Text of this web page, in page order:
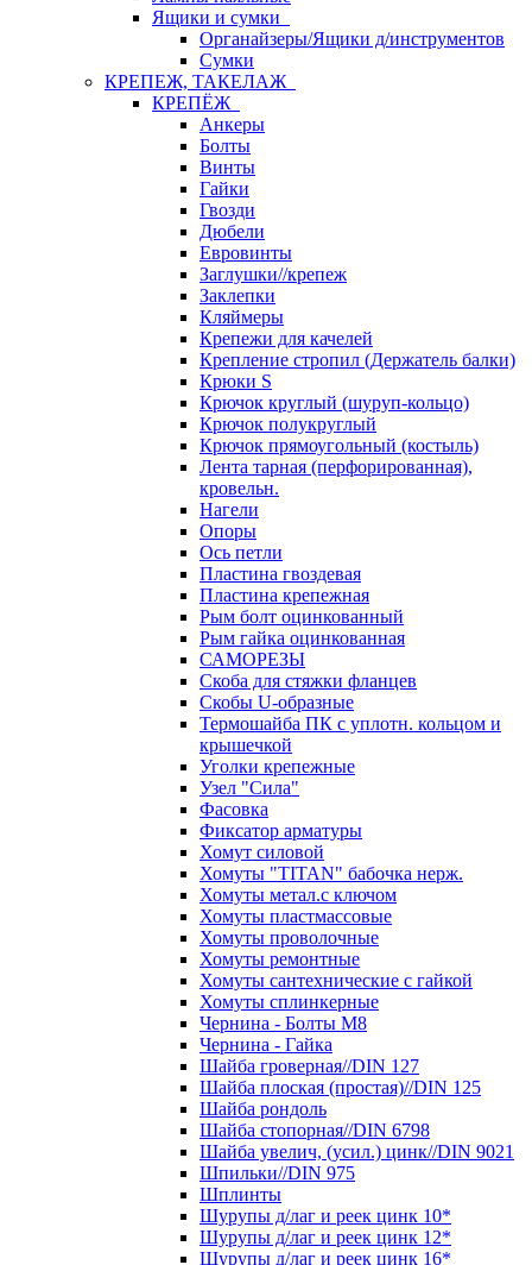
Ящики и сумки
Органайзеры/Ящики д/инструментов
Сумки
КРЕПЕЖ, ТАКЕЛАЖ
КРЕПЁЖ
Анкеры
Болты
Винты
Гайки
Гвозди
Дюбели
Евровинты
Заглушки//крепеж
Заклепки
Кляймеры
Крепежи для качелей
Крепление стропил (Держатель балки)
Крюки S
Крючок круглый (шуруп-кольцо)
Крючок полукруглый
Крючок прямоугольный (костыль)
Лента тарная (перфорированная),
кровельн.
Нагели
Опоры
Ось петли
Пластина гвоздевая
Пластина крепежная
Рым болт оцинкованный
Рым гайка оцинкованная
САМОРЕЗЫ
Скоба для стяжки фланцев
Скобы U-образные
Термошайба ПК с уплотн. кольцом и
крышечкой
Уголки крепежные
Узел "Сила"
Фасовка
Фиксатор арматуры
Хомут силовой
Хомуты "TITAN" бабочка нерж.
Хомуты метал.с ключом
Хомуты пластмассовые
Хомуты проволочные
Хомуты ремонтные
Хомуты сантехнические с гайкой
Хомуты сплинкерные
Чернина - Болты М8
Чернина - Гайка
Шайба гроверная//DIN 127
Шайба плоская (простая)//DIN 125
Шайба рондоль
Шайба стопорная//DIN 6798
Шайба увелич, (усил.) цинк//DIN 9021
Шпильки//DIN 975
Шплинты
Шурупы д/лаг и реек цинк 10*
Шурупы д/лаг и реек цинк 12*
Шурупы д/лаг и реек цинк 16*